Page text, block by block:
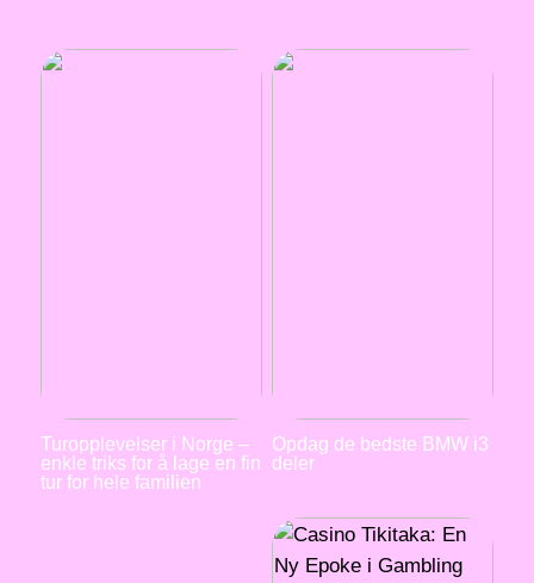
Turopplevelser i Norge –
enkle triks for å lage en fin
tur for hele familien
Opdag de bedste BMW i3
deler